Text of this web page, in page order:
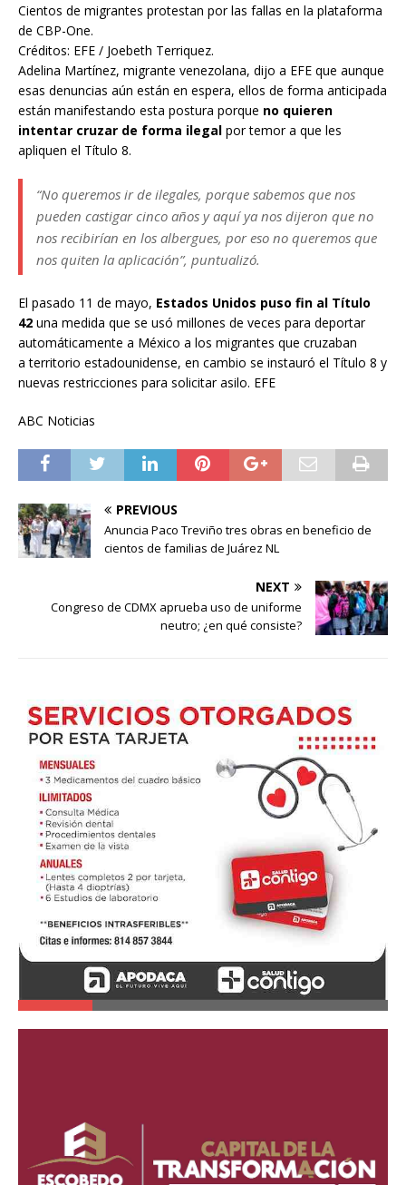
Cientos de migrantes protestan por las fallas en la plataforma
de CBP-One.
Créditos: EFE / Joebeth Terriquez.
Adelina Martínez, migrante venezolana, dijo a EFE que aunque
esas denuncias aún están en espera, ellos de forma anticipada
están manifestando esta postura porque no quieren
intentar cruzar de forma ilegal por temor a que les
apliquen el Título 8.
“No queremos ir de ilegales, porque sabemos que nos
pueden castigar cinco años y aquí ya nos dijeron que no
nos recibirían en los albergues, por eso no queremos que
nos quiten la aplicación”, puntualizó.
El pasado 11 de mayo, Estados Unidos puso fin al Título
42 una medida que se usó millones de veces para deportar
automáticamente a México a los migrantes que cruzaban
a territorio estadounidense, en cambio se instauró el Título 8 y
nuevas restricciones para solicitar asilo. EFE
ABC Noticias
PREVIOUS
Anuncia Paco Treviño tres obras en beneficio de
cientos de familias de Juárez NL
NEXT
Congreso de CDMX aprueba uso de uniforme
neutro; ¿en qué consiste?